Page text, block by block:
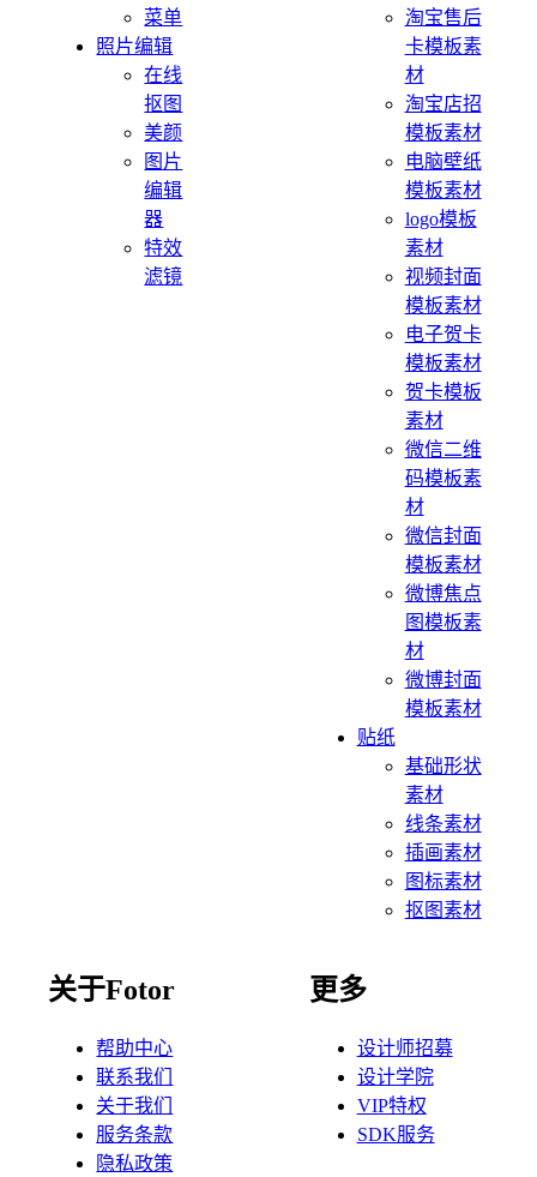
菜单
照片编辑
在线
抠图
美颜
图片
编辑
器
特效
滤镜
淘宝售后
卡模板素
材
淘宝店招
模板素材
电脑壁纸
模板素材
logo模板
素材
视频封面
模板素材
电子贺卡
模板素材
贺卡模板
素材
微信二维
码模板素
材
微信封面
模板素材
微博焦点
图模板素
材
微博封面
模板素材
贴纸
基础形状
素材
线条素材
插画素材
图标素材
抠图素材
关于Fotor
帮助中心
联系我们
关于我们
服务条款
隐私政策
更多
设计师招募
设计学院
VIP特权
SDK服务